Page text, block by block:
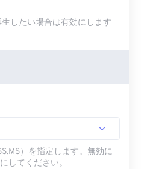
したい場合は有効にします
）を指定します。無効に
してください。